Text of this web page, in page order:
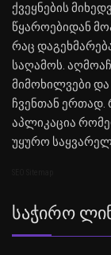
ქვეყნების
წყაროებიდან
რაც
საღამოს.
მიმოხილვები და
ჩვენთან ერთად.
აპლიკაცია
უყურო
Საჭირო